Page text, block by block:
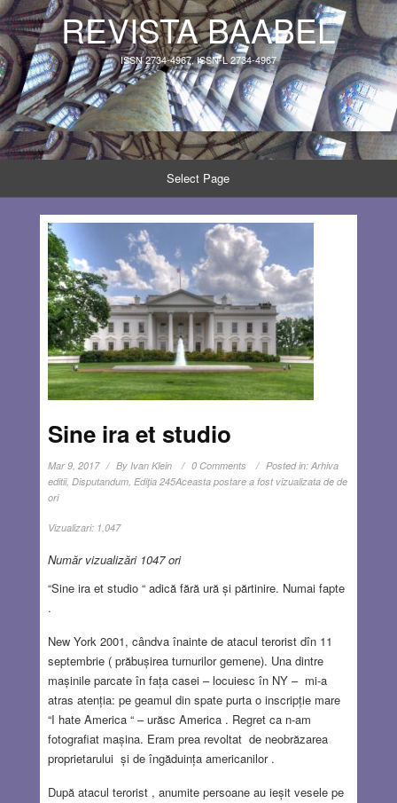
REVISTA BAABEL
ISSN 2734-4967, ISSN-L 2734-4967
Select Page
Sine ira et studio
Mar 9, 2017 By Ivan Klein 0 Comments Posted in: Arhiva
editii, Disputandum, Ediţia 245Aceasta postare a fost vizualizata de de
ori
Vizualizari: 1,047
Număr vizualizări 1047 ori
“Sine ira et studio “ adică fără ură și părtinire. Numai fapte
.
New York 2001, cândva înainte de atacul terorist dîn 11
septembrie ( prăbușirea turnurilor gemene). Una dintre
mașinile parcate în fața casei – locuiesc în NY – mi-a
atras atenția: pe geamul din spate purta o inscripție mare
“I hate America “ – urăsc America . Regret ca n-am
fotografiat mașina. Eram prea revoltat de neobrăzarea
proprietarului și de îngăduința americanilor .
După atacul terorist , anumite persoane au ieșit vesele pe